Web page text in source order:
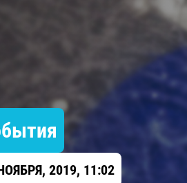
2019, 11:02